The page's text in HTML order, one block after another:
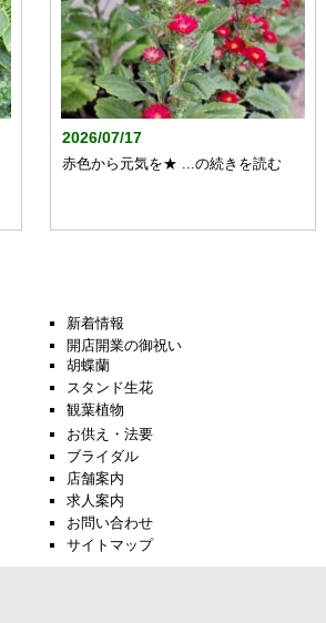
2026/07/17
赤色から元気を★ ...の続きを読む
新着情報
開店開業の御祝い
胡蝶蘭
スタンド生花
観葉植物
お供え・法要
ブライダル
店舗案内
求人案内
お問い合わせ
サイトマップ